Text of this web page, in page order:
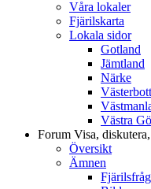
Våra lokaler
Fjärilskarta
Lokala sidor
Gotland
Jämtland
Närke
Västra
Forum Visa,
Översikt
Ämnen